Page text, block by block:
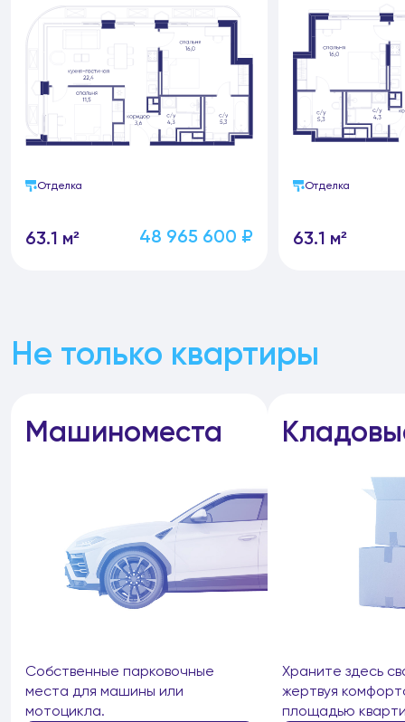
Отделка
63.1 м² 48 965 600 ₽
Отделка
63.1 м²
Не только квартиры
Машиноместа
Собственные парковочные
места для машины или
мотоцикла.
Храните здесь
жертвуя
площадью